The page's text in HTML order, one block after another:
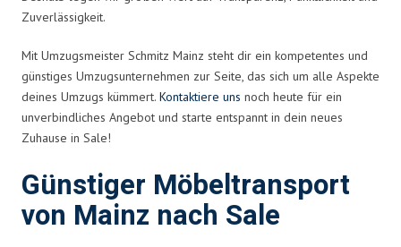
Zuverlässigkeit.
Mit Umzugsmeister Schmitz Mainz steht dir ein kompetentes und
günstiges Umzugsunternehmen zur Seite, das sich um alle Aspekte
deines Umzugs kümmert. Kontaktiere uns noch heute für ein
unverbindliches Angebot und starte entspannt in dein neues
Zuhause in Sale!
Günstiger Möbeltransport
von Mainz nach Sale